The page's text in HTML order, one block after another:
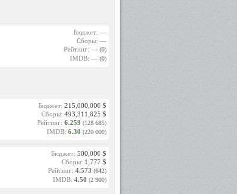
Бюджет: —
Сборы: —
Рейтинг: — (0)
IMDB: — (0)
Бюджет: 215,000,000 $
Сборы: 493,311,825 $
Рейтинг: 6.259 (128 685)
IMDB: 6.30 (220 000)
Бюджет: 500,000 $
Сборы: 1,777 $
Рейтинг: 4.573 (642)
IMDB: 4.50 (2 900)